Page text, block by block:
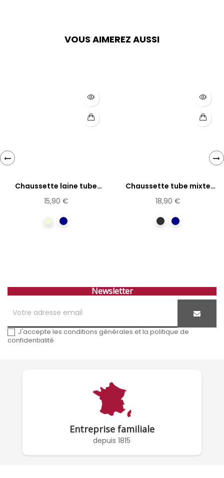
VOUS AIMEREZ AUSSI
Chaussette laine tube
sans...
15,90 €
BeigeBleu
marine
Chaussette tube mixte
sans...
18,90 €
anthracite
Marine
Newsletter
J'accepte les conditions générales et la politique de
confidentialité
Entreprise familiale
depuis 1815